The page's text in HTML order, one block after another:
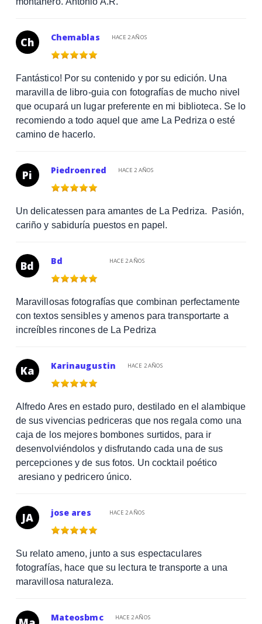
Ch Chemablas HACE 2 AÑOS
Fantástico! Por su contenido y por su edición. Una
maravilla de libro-guia con fotografías de mucho nivel
que ocupará un lugar preferente en mi biblioteca. Se lo
recomiendo a todo aquel que ame La Pedriza o esté
camino de hacerlo.
Pi Piedroenred HACE 2 AÑOS
Un delicatessen para amantes de La Pedriza. Pasión,
cariño y sabiduría puestos en papel.
Bd Bd HACE 2 AÑOS
Maravillosas fotografías que combinan perfectamente
con textos sensibles y amenos para transportarte a
increíbles rincones de La Pedriza
Ka Karinaugustin HACE 2 AÑOS
Alfredo Ares en estado puro, destilado en el alambique
de sus vivencias pedriceras que nos regala como una
caja de los mejores bombones surtidos, para ir
desenvolviéndolos y disfrutando cada una de sus
percepciones y de sus fotos. Un cocktail poético
aresiano y pedricero único.
JA jose ares HACE 2 AÑOS
Su relato ameno, junto a sus espectaculares
fotografías, hace que su lectura te transporte a una
maravillosa naturaleza.
Mateosbmc HACE 2 AÑOS